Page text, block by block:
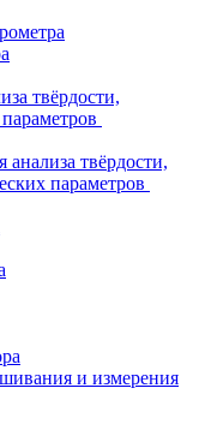
твёрдости,
твёрдости,
параметров
и измерения